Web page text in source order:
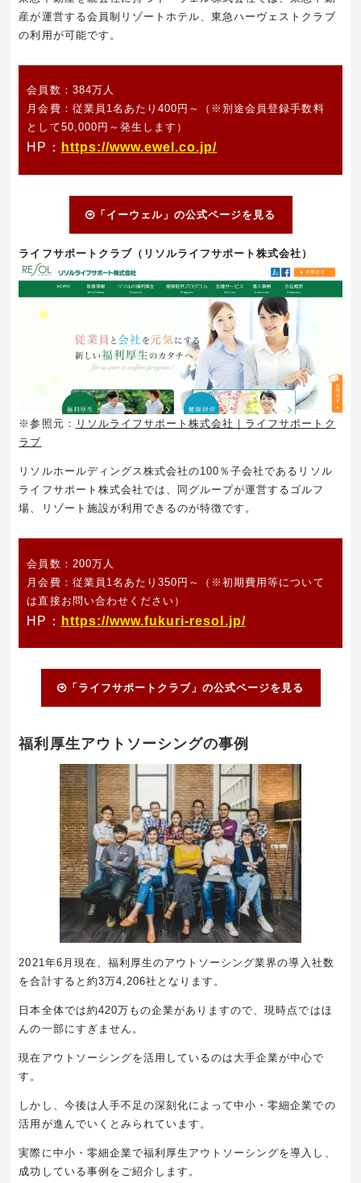
産が運営する会員制リゾートホテル、東急ハーヴェストクラブ
の利用が可能です。
会員数：384万人
月会費：従業員1名あたり400円～（ ※別途会員登録手数料
として50,000円～発生します）
HP： https://www.ewel.co.jp/
「イーウェル」の公式ページを見る
ライフサポートクラブ（リソルライフサポート株式会社）
※参照元： リソルライフサポート株式会社｜ライフサポートク
ラブ
リソルホールディングス株式会社の100％子会社であるリソル
ライフサポート株式会社では、同グループが運営するゴルフ
場、リゾート施設が利用できるのが特徴です。
会員数：200万人
月会費：従業員1名あたり350円～（ ※初期費用等について
は直接お問い合わせください）
HP： https://www.fukuri-resol.jp/
「ライフサポートクラブ」の公式ページを見る
福利厚生アウトソーシングの事例
2021年6月現在、福利厚生のアウトソーシング業界の導入社数
を合計すると約3万4,206社となります。
日本全体では約420万もの企業がありますので、現時点ではほ
んの一部にすぎません。
現在アウトソーシングを活用しているのは大手企業が中心で
す。
しかし、今後は人手不足の深刻化によって中小・零細企業での
活用が進んでいくとみられています。
実際に中小・零細企業で福利厚生アウトソーシングを導入し、
成功している事例をご紹介します。